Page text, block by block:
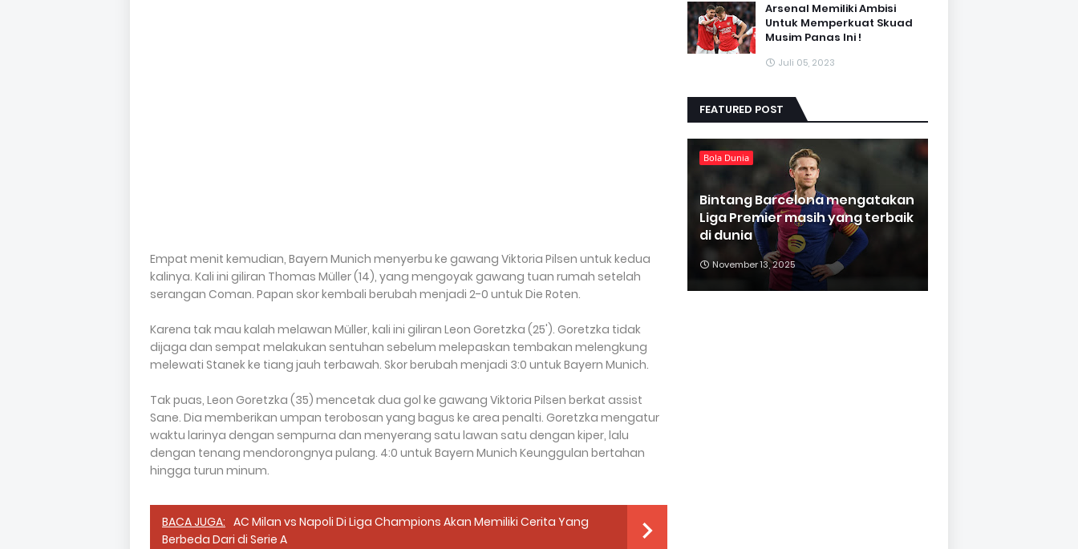
Empat menit kemudian, Bayern Munich menyerbu ke gawang Viktoria Pilsen untuk kedua
kalinya. Kali ini giliran Thomas Müller (14), yang mengoyak gawang tuan rumah setelah
serangan Coman. Papan skor kembali berubah menjadi 2-0 untuk Die Roten.
Karena tak mau kalah melawan Müller, kali ini giliran Leon Goretzka (25'). Goretzka tidak
dijaga dan sempat melakukan sentuhan sebelum melepaskan tembakan melengkung
melewati Stanek ke tiang jauh terbawah. Skor berubah menjadi 3:0 untuk Bayern Munich.
Tak puas, Leon Goretzka (35) mencetak dua gol ke gawang Viktoria Pilsen berkat assist
Sane. Dia memberikan umpan terobosan yang bagus ke area penalti. Goretzka mengatur
waktu larinya dengan sempurna dan menyerang satu lawan satu dengan kiper, lalu
dengan tenang mendorongnya pulang. 4:0 untuk Bayern Munich Keunggulan bertahan
hingga turun minum.
BACA JUGA: AC Milan vs Napoli Di Liga Champions Akan Memiliki Cerita Yang
Berbeda Dari di Serie A
Arsenal Memiliki Ambisi
Untuk Memperkuat Skuad
Musim Panas Ini !
Juli 05, 2023
FEATURED POST
Bola Dunia
Bintang Barcelona mengatakan
Liga Premier masih yang terbaik
di dunia
November 13, 2025